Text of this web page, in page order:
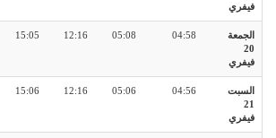
فيفري
الجمعة
20
فيفري
04:58
05:08
12:16
15:05
السبت
21
فيفري
04:56
05:06
12:16
15:06